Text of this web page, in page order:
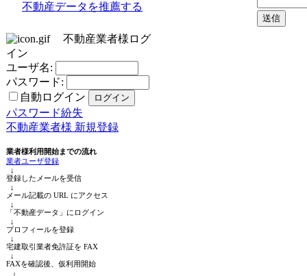
不動産データを推薦する
不動産業者様ログ
イン
ユーザ名:
パスワード:
自動ログイン
パスワード紛失
不動産業者様 新規登録
業者様利用開始までの流れ
業者ユーザ登録
↓
登録したメールを受信
↓
メール記載の URL にアクセス
↓
「不動産データ」にログイン
↓
プロフィールを登録
↓
宅建取引業者免許証を FAX
↓
FAXを確認後、仮利用開始